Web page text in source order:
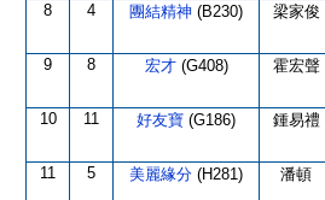
8 4 團結精神 (B230) 梁家俊
9 8 宏才 (G408) 霍宏聲
10 11 好友寶 (G186) 鍾易禮
11 5 美麗緣分 (H281) 潘頓